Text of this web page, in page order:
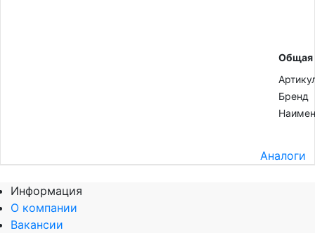
Общая
Бренд
Аналоги
Информация
О компании
Вакансии